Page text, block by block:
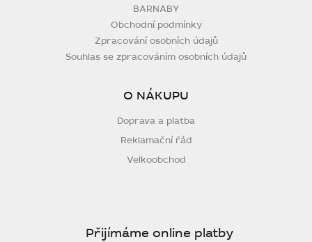
BARNABY
Obchodní podmínky
Zpracování osobních údajů
Souhlas se zpracováním osobních údajů
O NÁKUPU
Doprava a platba
Reklamační řád
Velkoobchod
Přijímáme online platby